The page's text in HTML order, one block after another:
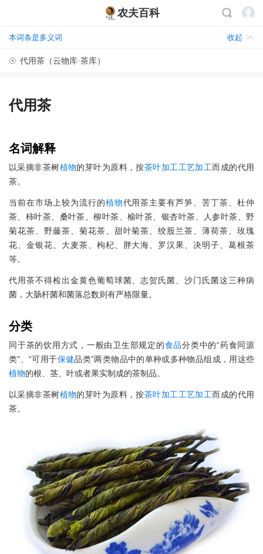
农夫百科
本词条是多义词 收起
☉ 代用茶（云物库·茶库）
代用茶
名词解释
以采摘非茶树植物的芽叶为原料，按茶叶加工工艺加工而成的代用
茶。
当前在市场上较为流行的植物代用茶主要有芦笋、苦丁茶、杜仲
茶、柿叶茶、桑叶茶、柳叶茶、榆叶茶、银杏叶茶、人参叶茶、野
菊花茶、野藤茶、菊花茶、甜叶菊茶、绞股兰茶、薄荷茶、玫瑰
花、金银花、大麦茶、枸杞、胖大海、罗汉果、决明子、葛根茶
等。
代用茶不得检出金黄色葡萄球菌、志贺氏菌、沙门氏菌这三种病
菌，大肠杆菌和菌落总数则有严格限量。
分类
同于茶的饮用方式，一般由卫生部规定的食品分类中的“药食同源
类”、“可用于保健品类”两类物品中的单种或多种物品组成，用这些
植物的根、茎、叶或者果实制成的茶制品。
以采摘非茶树植物的芽叶为原料，按茶叶加工工艺加工而成的代用
茶。